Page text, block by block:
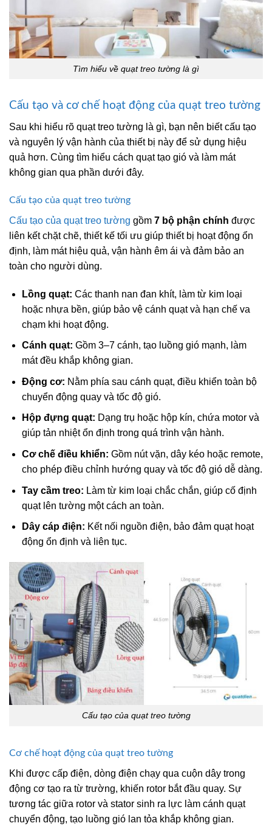
Tìm hiểu về quạt treo tường là gì
Cấu tạo và cơ chế hoạt động của quạt treo tường
Sau khi hiểu rõ quạt treo tường là gì, bạn nên biết cấu tạo
và nguyên lý vận hành của thiết bị này để sử dụng hiệu
quả hơn. Cùng tìm hiểu cách quạt tạo gió và làm mát
không gian qua phần dưới đây.
Cấu tạo của quạt treo tường
Cấu tạo của quạt treo tường gồm 7 bộ phận chính được
liên kết chặt chẽ, thiết kế tối ưu giúp thiết bị hoạt động ổn
định, làm mát hiệu quả, vận hành êm ái và đảm bảo an
toàn cho người dùng.
Lồng quạt: Các thanh nan đan khít, làm từ kim loại
hoặc nhựa bền, giúp bảo vệ cánh quạt và hạn chế va
chạm khi hoạt động.
Cánh quạt: Gồm 3–7 cánh, tạo luồng gió mạnh, làm
mát đều khắp không gian.
Động cơ: Nằm phía sau cánh quạt, điều khiển toàn bộ
chuyển động quay và tốc độ gió.
Hộp đựng quạt: Dạng trụ hoặc hộp kín, chứa motor và
giúp tản nhiệt ổn định trong quá trình vận hành.
Cơ chế điều khiển: Gồm nút vặn, dây kéo hoặc remote,
cho phép điều chỉnh hướng quay và tốc độ gió dễ dàng.
Tay cầm treo: Làm từ kim loại chắc chắn, giúp cố định
quạt lên tường một cách an toàn.
Dây cáp điện: Kết nối nguồn điện, bảo đảm quạt hoạt
động ổn định và liên tục.
Cấu tạo của quạt treo tường
Cơ chế hoạt động của quạt treo tường
Khi được cấp điện, dòng điện chạy qua cuộn dây trong
động cơ tạo ra từ trường, khiến rotor bắt đầu quay. Sự
tương tác giữa rotor và stator sinh ra lực làm cánh quạt
chuyển động, tạo luồng gió lan tỏa khắp không gian.